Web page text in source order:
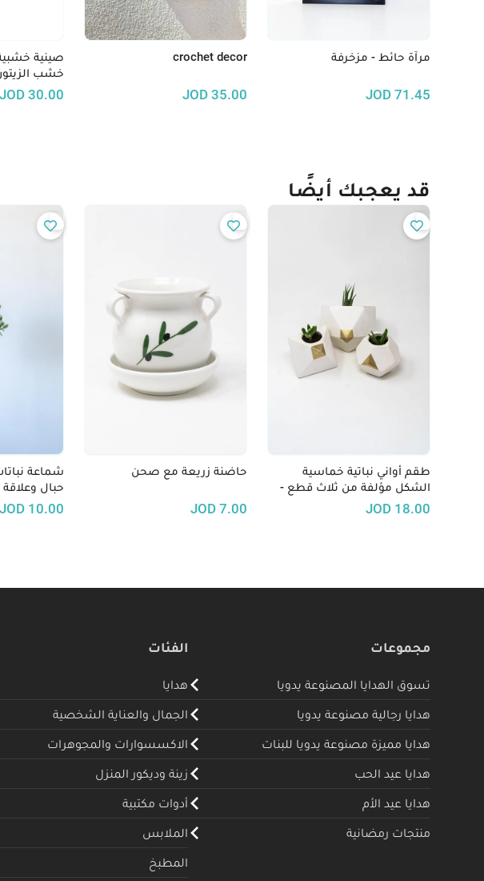
مرآة حائط - مزخرفة
71.45
JOD
crochet decor
35.00
JOD
صينية
خشب
30.00
JOD
قد يعجبك أيضًا
طقم أواني نباتية خماسية
الشكل مؤلفة من ثلاث قطع -
مذهب
18.00
JOD
حاضنة زريعة مع صحن
7.00
JOD
شماعة
حبال وعلاقة
10.00
JOD
مجموعات
تسوق الهدايا المصنوعة يدويا
هدايا رجالية مصنوعة يدويا
هدايا مميزة مصنوعة يدويا للبنات
هدايا عيد الحب
هدايا عيد الأم
منتجات رمضانية
الفئات
هدايا
الجمال والعناية الشخصية
الاكسسوارات والمجوهرات
زينة وديكور المنزل
أدوات مكتبية
الملابس
المطبخ